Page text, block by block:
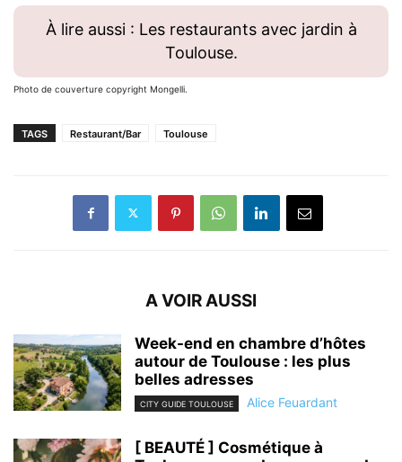
À lire aussi : Les restaurants avec jardin à
Toulouse.
Photo de couverture copyright Mongelli.
TAGS Restaurant/Bar Toulouse
A VOIR AUSSI
Week-end en chambre d’hôtes
autour de Toulouse : les plus
belles adresses
CITY GUIDE TOULOUSE Alice Feuardant
[ BEAUTÉ ] Cosmétique à